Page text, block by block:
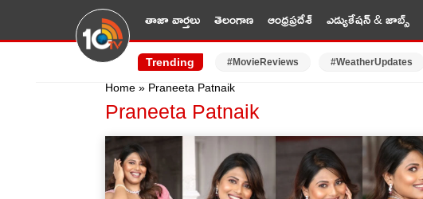
తాజా వార్తలు తెలంగాణ ఆంధ్రప్రదేశ్ ఎడ్యుకేషన్ & జాబ్స్
Trending #MovieReviews #WeatherUpdates
Home » Praneeta Patnaik
Praneeta Patnaik